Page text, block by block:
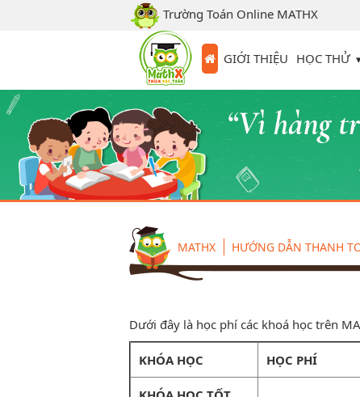
Trường Toán Online MATHX
GIỚI THIỆU HỌC THỬ
MATHX HƯỚNG DẪN THANH
Dưới đây là học phí các khoá học trên
KHÓA HỌC HỌC PHÍ